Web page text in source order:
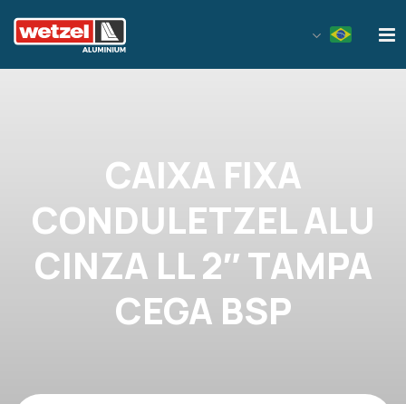
CAIXA FIXA
CONDULETZEL ALU
CINZA LL 2″ TAMPA
CEGA BSP